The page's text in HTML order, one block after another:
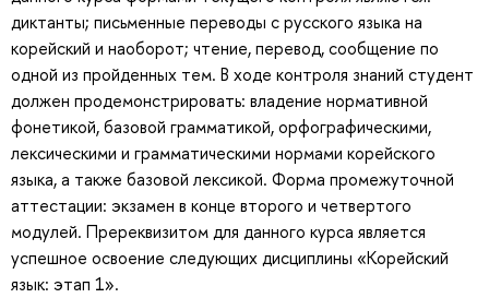
диктанты; письменные переводы с русского языка на
корейский и наоборот; чтение, перевод, сообщение по
одной из пройденных тем. В ходе контроля знаний студент
должен продемонстрировать: владение нормативной
фонетикой, базовой грамматикой, орфографическими,
лексическими и грамматическими нормами корейского
языка, а также базовой лексикой. Форма промежуточной
аттестации: экзамен в конце второго и четвертого
модулей. Пререквизитом для данного курса является
успешное освоение следующих дисциплины «Корейский
язык: этап 1».